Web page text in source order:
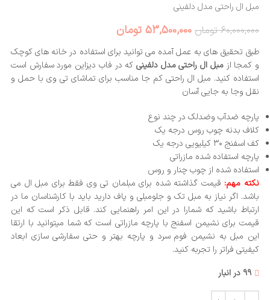
مبل ال راحتی مدل دلفینی
60,000,000 تومان 53,500,000 تومان
طبق تحقیق های به عمل آمده می توانید برای استفاده در خانه های کوچک
و کمجا ازمبل ال راحتی مدل دلفینی که در فاب دیزاین مورد سفارش است
استفاده کنید. مبل ال راحتی کم جا مناسب برای تماشای تی وی با حمل و
نقل وجا به جایی آسان
پارچه ضدآب وضدلک در چند نوع
کلاف بدنه چوب روس درجه یک
کف اسفنج ۳۰ کیلیویی درجه یک
پارچه استفاده شده مازراتی
استفاده شده از چوب چنار و روس
نکته مهم: قیمت گذاشته شده برای مبلمان تی وی فقط برای مبل ال می
باشد. اگر نیاز به مبل تک و جلومبلی و پاف دارید باید با کارشناسان ما در
ارتباط باشید که شمارا در این امر راهنمایی کند. قابل ذکر است که این
قیمت برای نشیمن اسفنج با پارچه مازراتی است که شما میتوانید با ارتقا
این مبل به نشیمن فوم سرد و پارچه بهتر و حتی سفارشی سازی ابعاد
کیفیتی فراتر را تجربه کنید.
99 در انبار